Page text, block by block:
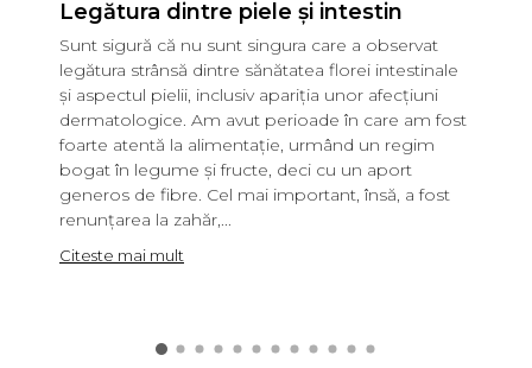
Legătura dintre piele și intestin
Sunt sigură că nu sunt singura care a observat
legătura strânsă dintre sănătatea florei intestinale
și aspectul pielii, inclusiv apariția unor afecțiuni
dermatologice. Am avut perioade în care am fost
foarte atentă la alimentație, urmând un regim
bogat în legume și fructe, deci cu un aport
generos de fibre. Cel mai important, însă, a fost
renunțarea la zahăr,...
Citeste mai mult